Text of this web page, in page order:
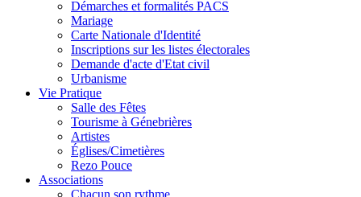
Démarches et formalités PACS
Mariage
Carte Nationale d'Identité
Inscriptions sur les listes électorales
Demande d'acte d'Etat civil
Urbanisme
Vie Pratique
Salle des Fêtes
Tourisme à Génebrières
Artistes
Églises/Cimetières
Rezo Pouce
Associations
Chacun son rythme